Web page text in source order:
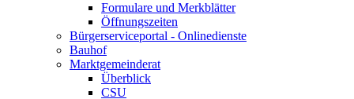
Formulare und Merkblätter
Öffnungszeiten
Bürgerserviceportal - Onlinedienste
Bauhof
Marktgemeinderat
Überblick
CSU